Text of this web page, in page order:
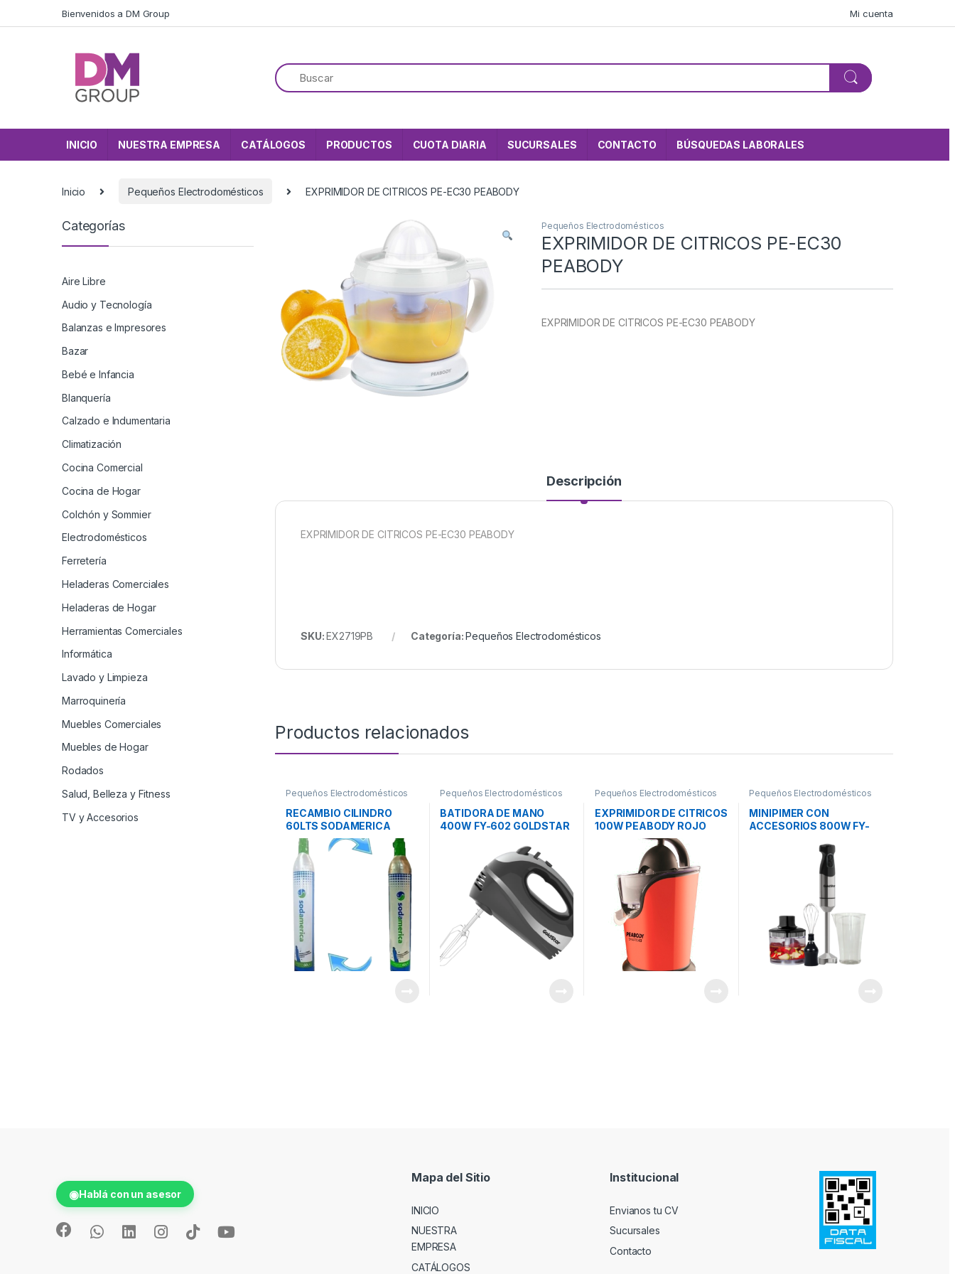
Bienvenidos a DM Group Mi cuenta
INICIO NUESTRA EMPRESA CATÁLOGOS PRODUCTOS CUOTA DIARIA SUCURSALES CONTACTO BÚSQUEDAS LABORALES
Inicio Pequeños Electrodomésticos EXPRIMIDOR DE CITRICOS PE-EC30 PEABODY
Pequeños Electrodomésticos
EXPRIMIDOR DE CITRICOS PE-EC30
PEABODY
EXPRIMIDOR DE CITRICOS PE-EC30 PEABODY
Descripción
EXPRIMIDOR DE CITRICOS PE-EC30 PEABODY
SKU:EX2719PB Categoría:Pequeños Electrodomésticos
Productos relacionados
Pequeños Electrodomésticos
RECAMBIO CILINDRO
60LTS SODAMERICA
Pequeños Electrodomésticos
BATIDORA DE MANO
400W FY-602 GOLDSTAR
Pequeños Electrodomésticos
EXPRIMIDOR DE CITRICOS
100W PEABODY ROJO
Pequeños Electrodomésticos
MINIPIMER CON
ACCESORIOS 800W FY-
Categorías
Aire Libre
Audio y Tecnología
Balanzas e Impresores
Bazar
Bebé e Infancia
Blanquería
Calzado e Indumentaria
Climatización
Cocina Comercial
Cocina de Hogar
Colchón y Sommier
Electrodomésticos
Ferretería
Heladeras Comerciales
Heladeras de Hogar
Herramientas Comerciales
Informática
Lavado y Limpieza
Marroquinería
Muebles Comerciales
Muebles de Hogar
Rodados
Salud, Belleza y Fitness
TV y Accesorios
◉Hablá con un asesor
Mapa del Sitio
INICIO
NUESTRA
EMPRESA
CATÁLOGOS
Institucional
Envianos tu CV
Sucursales
Contacto